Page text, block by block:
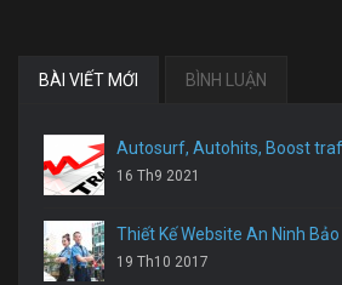
BÀI VIẾT MỚI BÌNH LUẬN
Autosurf, Autohits, Boost
16 Th9 2021
Thiết Kế Website An Ninh Bảo
19 Th10 2017